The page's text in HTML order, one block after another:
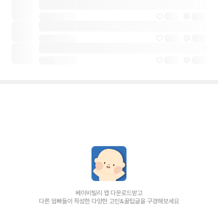
베이비빌리 앱 다운로드받고
다른 엄빠들이 작성한 다양한 고민&꿀팁글을 구경해보세요